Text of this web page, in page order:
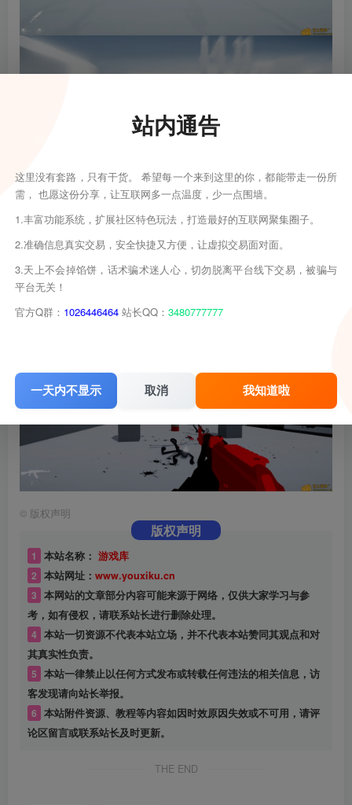
© 版权声明
版权声明
1 本站名称： 游戏库
2 本站网址： www.youxiku.cn
3 本网站的文章部分内容可能来源于网络，仅供大家学习与参
考，如有侵权，请联系站长进行删除处理。
4 本站一切资源不代表本站立场，并不代表本站赞同其观点和对
其真实性负责。
5 本站一律禁止以任何方式发布或转载任何违法的相关信息，访
客发现请向站长举报。
6 本站附件资源、教程等内容如因时效原因失效或不可用，请评
论区留言或联系站长及时更新。
THE END
站内通告
这里没有套路，只有干货。 希望每一个来到这里的你，都能带走一份所
需， 也愿这份分享，让互联网多一点温度，少一点围墙。
1.丰富功能系统，扩展社区特色玩法，打造最好的互联网聚集圈子。
2.准确信息真实交易，安全快捷又方便，让虚拟交易面对面。
3.天上不会掉馅饼，话术骗术迷人心，切勿脱离平台线下交易，被骗与
平台无关！
官方Q群： 1026446464 站长QQ： 3480777777
一天内不显示 取消 我知道啦